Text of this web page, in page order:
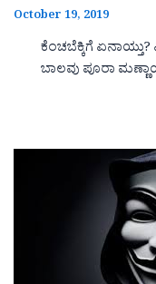
October 19, 2019
ಕೆಂಚಬೆಕ್ಕಿಗೆ
ಬಾಲವು ಪೂರಾ